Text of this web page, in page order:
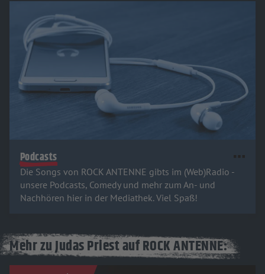
Podcasts
Die Songs von ROCK ANTENNE gibts im (Web)Radio -
unsere Podcasts, Comedy und mehr zum An- und
Nachhören hier in der Mediathek. Viel Spaß!
Mehr zu Judas Priest auf ROCK ANTENNE: